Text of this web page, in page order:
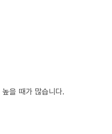
을 때가 많습니다.